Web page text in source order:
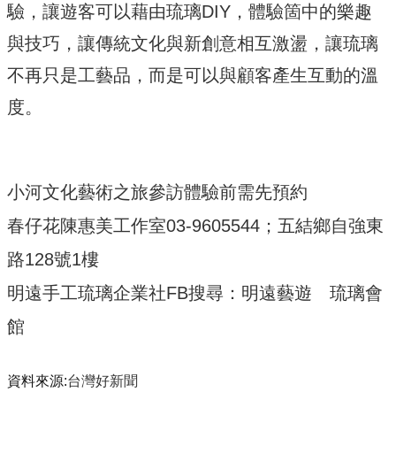
驗，讓遊客可以藉由琉璃DIY，體驗箇中的樂趣
與技巧，讓傳統文化與新創意相互激盪，讓琉璃
不再只是工藝品，而是可以與顧客產生互動的溫
度。
小河文化藝術之旅參訪體驗前需先預約
春仔花陳惠美工作室03-9605544；五結鄉自強東
路128號1樓
明遠手工琉璃企業社FB搜尋：明遠藝遊 琉璃會
館
資料來源:台灣好新聞